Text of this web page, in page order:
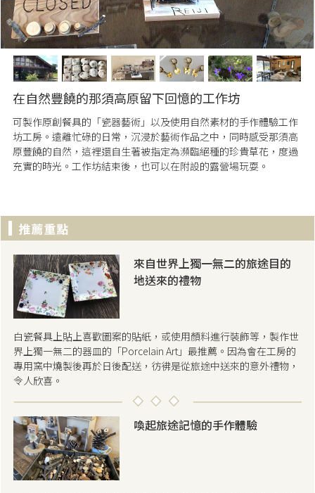
在自然豐饒的那須高原留下回憶的工作坊
可製作原創餐具的「瓷器藝術」以及使用自然素材的手作體驗工作
坊工房。遠離忙碌的日常，沉浸於藝術作品之中，同時感受那須高
原豐饒的自然，這裡還自生著被指定為瀕臨絕種的珍貴草花，度過
充實的時光。工作坊結束後，也可以在附設的露營場玩耍。
來自世界上獨一無二的旅途目的
地送來的禮物
白瓷餐具上貼上喜歡圖案的貼紙，或使用顏料進行裝飾等，製作世
界上獨一無二的器皿的「Porcelain Art」最推薦。因為會在工房的
專用窯中燒製後再於日後配送，彷彿是從旅途中送來的意外禮物，
令人欣喜。
喚起旅途記憶的手作體驗